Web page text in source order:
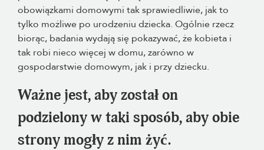
obowiązkami domowymi tak sprawiedliwie, jak to
tylko możliwe po urodzeniu dziecka. Ogólnie rzecz
biorąc, badania wydają się pokazywać, że kobieta i
tak robi nieco więcej w domu, zarówno w
gospodarstwie domowym, jak i przy dziecku.
Ważne jest, aby został on
podzielony w taki sposób, aby obie
strony mogły z nim żyć.